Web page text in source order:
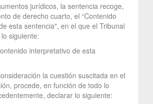
jurídicos, la sentencia recoge,
de derecho cuarto, el “Contenido
esta sentencia", en el que el Tribunal
siguiente:
interpretativo de esta
la cuestión suscitada en el
procede, en función de todo lo
declarar lo siguiente: